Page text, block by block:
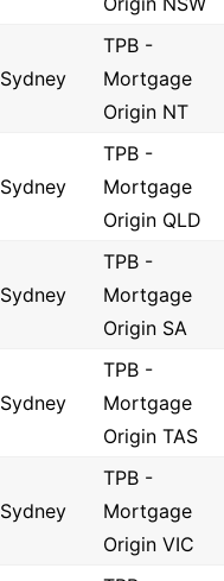
Sydney
TPB -
Mortgage
Origin NT
Sydney
TPB -
Mortgage
Origin QLD
Sydney
TPB -
Mortgage
Origin SA
Sydney
TPB -
Mortgage
Origin TAS
Sydney
TPB -
Mortgage
Origin VIC